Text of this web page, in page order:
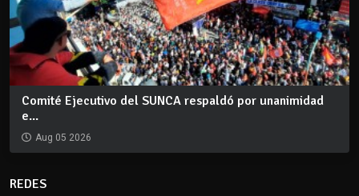
Comité Ejecutivo del SUNCA respaldó por unanimidad
e...
Aug 05 2026
REDES